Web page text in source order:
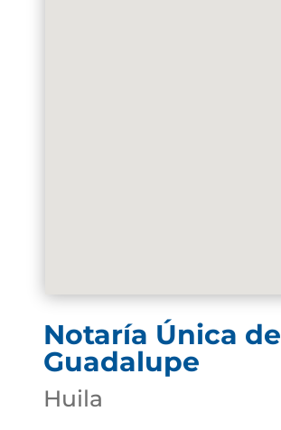
Notaría Única de
Guadalupe
Huila